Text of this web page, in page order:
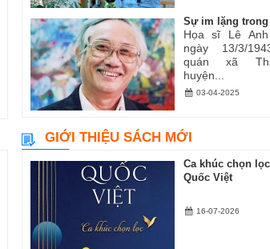
Sự im lặng
Họa sĩ Lê
ngày 13/3/
quán xã
huyện...
03-04-2025
GIỚI THIỆU SÁCH MỚI
Ca khúc chọn
Quốc Việt
16-07-2026